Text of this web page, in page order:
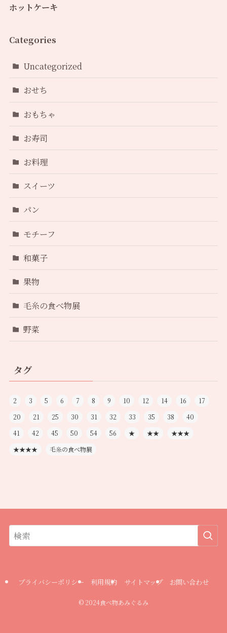
ホットケーキ
Categories
Uncategorized
おせち
おもちゃ
お寿司
お料理
スイーツ
パン
モチーフ
和菓子
果物
毛糸の食べ物展
野菜
タグ
2 3 5 6 7 8 9 10 12 14 16
17
20
21 25 30 31 32 33 35 38
40
41
42 45 50 54 56 ★ ★★
★★★
★★★★
毛糸の食べ物展
プライバシーポリシー 利用規約 サイトマップ お問い合わせ
© 2024食べ物あみぐるみ